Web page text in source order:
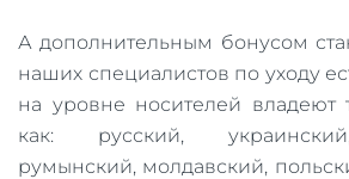
А дополнительным бонусом
наших специалистов по уходу
на уровне носителей владеют
как: русский,
румынский, молдавский,